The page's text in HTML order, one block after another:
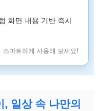
화면 내용 기반 즉시
마트하게 사용해 보세요!
일상 속 나만의